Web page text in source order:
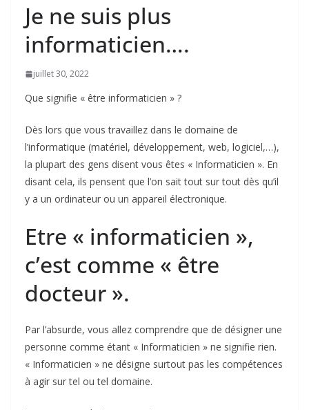
Je ne suis plus
informaticien….
juillet 30, 2022
Que signifie « être informaticien » ?
Dès lors que vous travaillez dans le domaine de
l’informatique (matériel, développement, web, logiciel,…),
la plupart des gens disent vous êtes « Informaticien ». En
disant cela, ils pensent que l’on sait tout sur tout dès qu’il
y a un ordinateur ou un appareil électronique.
Etre « informaticien »,
c’est comme « être
docteur ».
Par l’absurde, vous allez comprendre que de désigner une
personne comme étant « Informaticien » ne signifie rien.
« Informaticien » ne désigne surtout pas les compétences
à agir sur tel ou tel domaine.